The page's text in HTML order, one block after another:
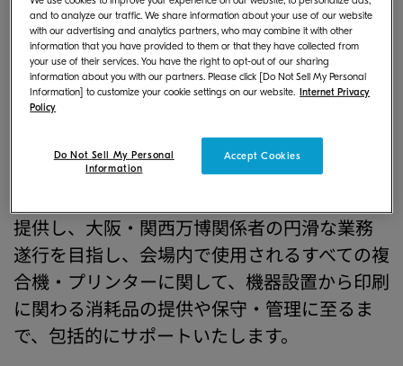
月13日（日）から10月13日（月）まで、大阪
で開催される2025年日本国際博覧会（以下:大
阪・関西万博）のテーマ「いのち輝く未来社
会のデザイン」に賛同し、運営参加サプライ
お知らせします。
提供し、大阪・関西万博関係者の円滑な業務
遂行を目指し、会場内で使用されるすべての複
合機・プリンターに関して、機器設置から印刷
に関わる消耗品の提供や保守・管理に至るま
で、包括的にサポートいたします。
and to analyze our traffic. We share information about your use of our website
with our advertising and analytics partners, who may combine it with other
information that you have provided to them or that they have collected from
your use of their services. You have the right to opt-out of our sharing
information about you with our partners. Please click [Do Not Sell My Personal
Information] to customize your cookie settings on our website. Internet Privacy
Policy
Accept Cookies
Do Not Sell My Personal
Information